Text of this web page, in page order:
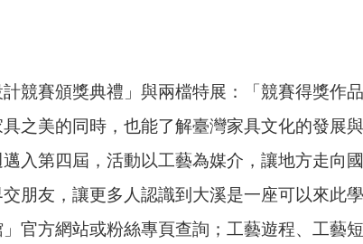
競賽頒獎典禮」與兩檔特展：「競賽得獎作
之美的同時，也能了解臺灣家具文化的發展
入第四屆，活動以工藝為媒介，讓地方走向
朋友，讓更多人認識到大溪是一座可以來此
官方網站或粉絲專頁查詢；工藝遊程、工藝